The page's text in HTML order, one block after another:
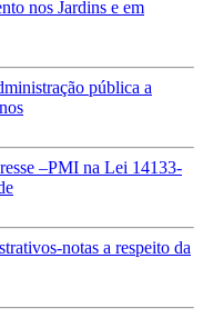
nos Jardins e em
pública a
–PMI na Lei 14133-
notas a respeito da